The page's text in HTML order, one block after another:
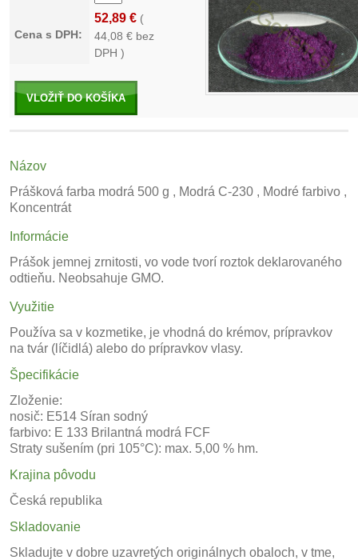
Cena s DPH:
52,89 € (
44,08 € bez
DPH )
VLOŽIŤ DO KOŠÍKA
Názov
Prášková farba modrá 500 g , Modrá C-230 , Modré farbivo ,
Koncentrát
Informácie
Prášok jemnej zrnitosti, vo vode tvorí roztok deklarovaného
odtieňu. Neobsahuje GMO.
Využitie
Používa sa v kozmetike, je vhodná do krémov, prípravkov
na tvár (líčidlá) alebo do prípravkov vlasy.
Špecifikácie
Zloženie:
nosič: E514 Síran sodný
farbivo: E 133 Brilantná modrá FCF
Straty sušením (pri 105°C): max. 5,00 % hm.
Krajina pôvodu
Česká republika
Skladovanie
Skladujte v dobre uzavretých originálnych obaloch, v tme,